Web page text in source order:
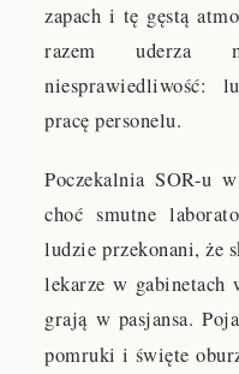
zapach i tę gęstą
razem uderza
niesprawiedliwość:
pracę personelu.
Poczekalnia SOR-u
choć smutne
ludzie przekonani, że
lekarze w gabinetach
grają w pasjansa.
pomruki i święte